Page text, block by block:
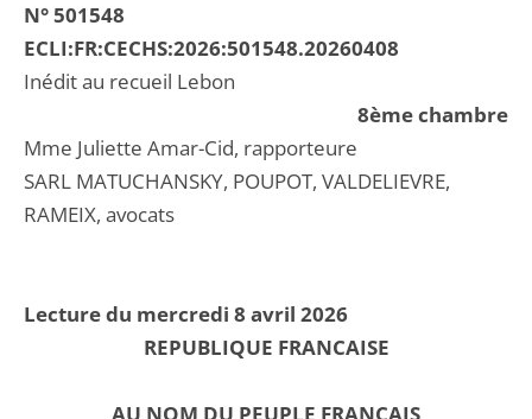
N° 501548
ECLI:FR:CECHS:2026:501548.20260408
Inédit au recueil Lebon
8ème chambre
Mme Juliette Amar-Cid, rapporteure
SARL MATUCHANSKY, POUPOT, VALDELIEVRE,
RAMEIX, avocats
Lecture du mercredi 8 avril 2026
REPUBLIQUE FRANCAISE